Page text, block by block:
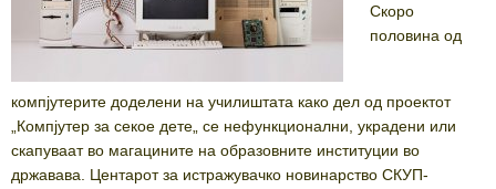
Скоро
половина од
компјутерите доделени на училиштата како дел од проектот
„Компјутер за секое дете„ се нефункционални, украдени или
скапуваат во магацините на образовните институции во
државава. Центарот за истражувачко новинарство СКУП-